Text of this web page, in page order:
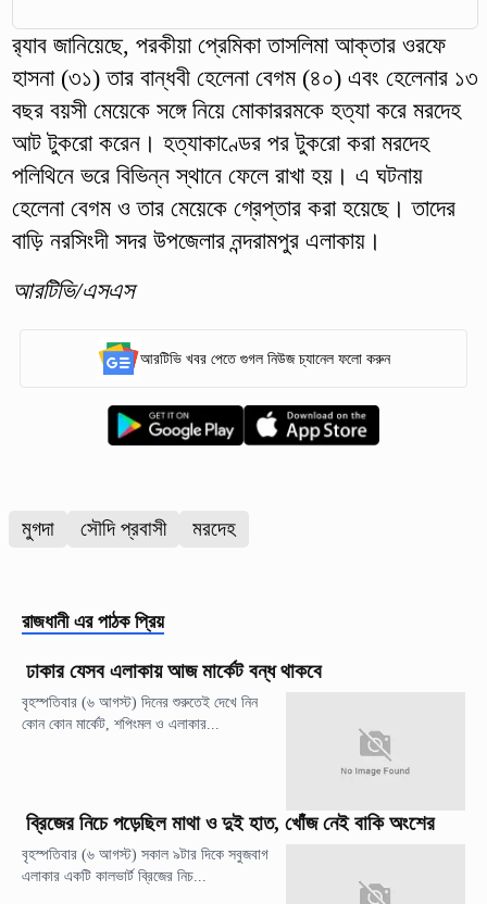
র‍্যাব জানিয়েছে, পরকীয়া প্রেমিকা তাসলিমা আক্তার ওরফে
হাসনা (৩১) তার বান্ধবী হেলেনা বেগম (৪০) এবং হেলেনার ১৩
বছর বয়সী মেয়েকে সঙ্গে নিয়ে মোকাররমকে হত্যা করে মরদেহ
আট টুকরো করেন। হত্যাকাণ্ডের পর টুকরো করা মরদেহ
পলিথিনে ভরে বিভিন্ন স্থানে ফেলে রাখা হয়। এ ঘটনায়
হেলেনা বেগম ও তার মেয়েকে গ্রেপ্তার করা হয়েছে। তাদের
বাড়ি নরসিংদী সদর উপজেলার নন্দরামপুর এলাকায়।
আরটিভি/এসএস
আরটিভি খবর পেতে গুগল নিউজ চ্যানেল ফলো করুন
মুগদা সৌদি প্রবাসী মরদেহ
রাজধানী এর পাঠক প্রিয়
ঢাকার যেসব এলাকায় আজ মার্কেট বন্ধ থাকবে
বৃহস্পতিবার (৬ আগস্ট) দিনের শুরুতেই দেখে নিন
কোন কোন মার্কেট, শপিংমল ও এলাকার...
ব্রিজের নিচে পড়েছিল মাথা ও দুই হাত, খোঁজ নেই বাকি অংশের
বৃহস্পতিবার (৬ আগস্ট) সকাল ৯টার দিকে সবুজবাগ
এলাকার একটি কালভার্ট ব্রিজের নিচ...